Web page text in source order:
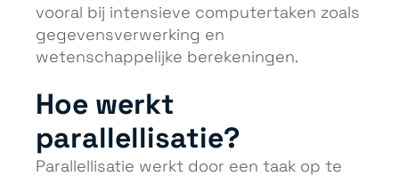
vooral bij intensieve computertaken zoals
gegevensverwerking en
wetenschappelijke berekeningen.
Hoe werkt
parallellisatie?
Parallellisatie werkt door een taak op te